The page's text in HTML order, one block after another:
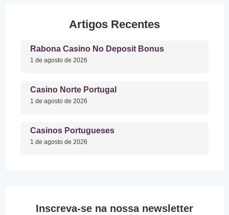
Artigos Recentes
Rabona Casino No Deposit Bonus
1 de agosto de 2026
Casino Norte Portugal
1 de agosto de 2026
Casinos Portugueses
1 de agosto de 2026
Inscreva-se na nossa newsletter